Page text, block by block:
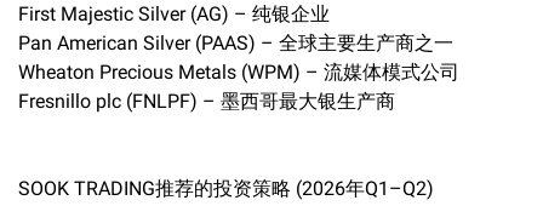
First Majestic Silver (AG) – 纯银企业
Pan American Silver (PAAS) – 全球主要生产商之一
Wheaton Precious Metals (WPM) – 流媒体模式公司
Fresnillo plc (FNLPF) – 墨西哥最大银生产商
SOOK TRADING推荐的投资策略 (2026年Q1–Q2)